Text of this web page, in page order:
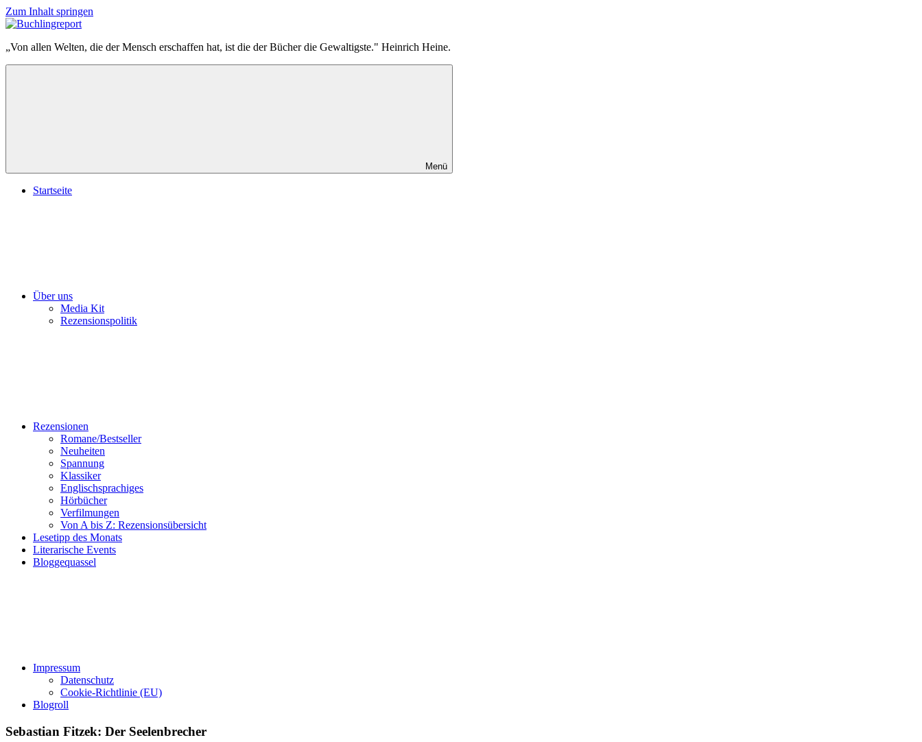
Zum Inhalt springen
Buchlingreport
„Von allen Welten, die der Mensch erschaffen hat, ist die der Bücher die Gewaltigste." Heinrich Heine.
Menü
Startseite
Über uns
Media Kit
Rezensionspolitik
Rezensionen
Romane/Bestseller
Neuheiten
Spannung
Klassiker
Englischsprachiges
Hörbücher
Verfilmungen
Von A bis Z: Rezensionsübersicht
Lesetipp des Monats
Literarische Events
Bloggequassel
Impressum
Datenschutz
Cookie-Richtlinie (EU)
Blogroll
Sebastian Fitzek: Der Seelenbrecher